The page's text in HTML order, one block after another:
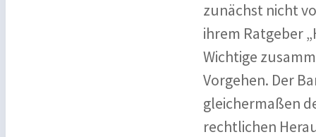
zunächst nicht
ihrem Ratgeber
Wichtige
Vorgehen. Der
gleichermaßen
rechtlichen